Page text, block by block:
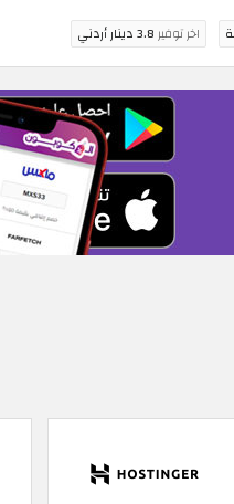
اخر توفير3.8 دينار أردني